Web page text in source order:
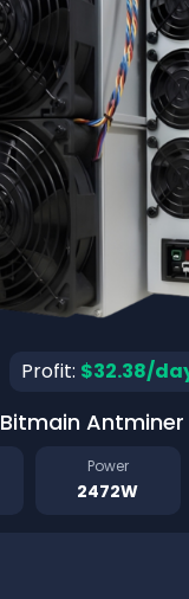
Profit: $32.38/
Bitmain Antminer
Power
2472W